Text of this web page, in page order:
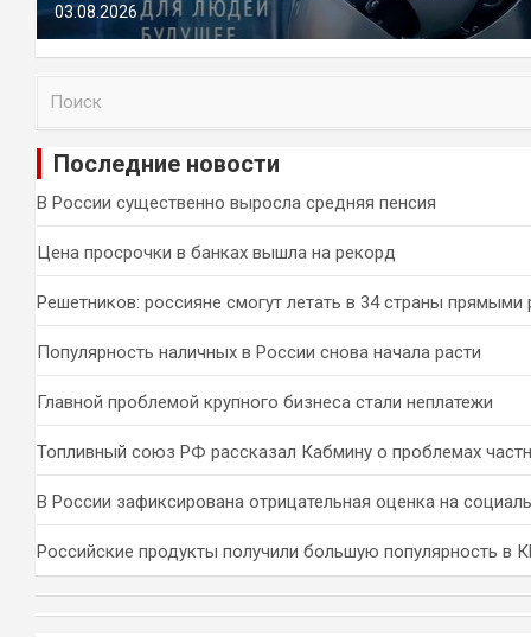
03.08.2026
и
Последние новости
В России существенно выросла средняя пенсия
Цена просрочки в банках вышла на рекорд
Решетников: россияне смогут летать в 34 страны прямыми
Популярность наличных в России снова начала расти
Главной проблемой крупного бизнеса стали неплатежи
Топливный союз РФ рассказал Кабмину о проблемах
В России зафиксирована отрицательная оценка на
Российские продукты получили большую популярность в